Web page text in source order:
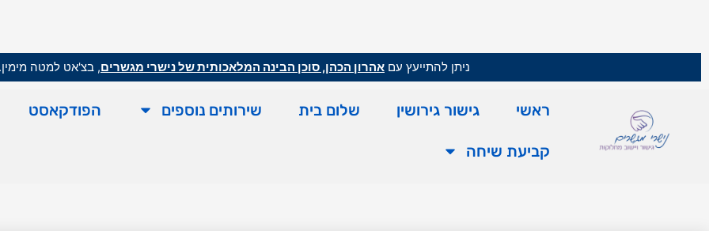
ניתן להתייעץ עם אהרון הכהן, סוכן הבינה המלאכותית של נישרי מגשרים, בצ'אט למטה מימין.
ראשי גישור גירושין שלום בית שירותים נוספים הפודקאסט
קביעת שיחה